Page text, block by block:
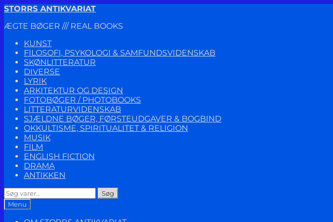
Spring
navigation
Spring
indhold
STORRS ANTIKVARIAT
ÆGTE BØGER /// REAL BOOKS
KUNST
FILOSOFI, PSYKOLOGI & SAMFUNDSVIDENSKAB
SKØNLITTERATUR
DIVERSE
LYRIK
ARKITEKTUR OG DESIGN
FOTOBØGER / PHOTOBOOKS
LITTERATURVIDENSKAB
SJÆLDNE BØGER, FØRSTEUDGAVER & BOGBIND
OKKULTISME, SPIRITUALITET & RELIGION
MUSIK
FILM
ENGLISH FICTION
DRAMA
ANTIKKEN
Søg
efter:
Søg
Menu